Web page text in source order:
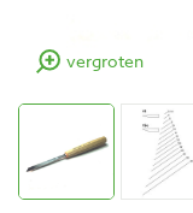
vergroten